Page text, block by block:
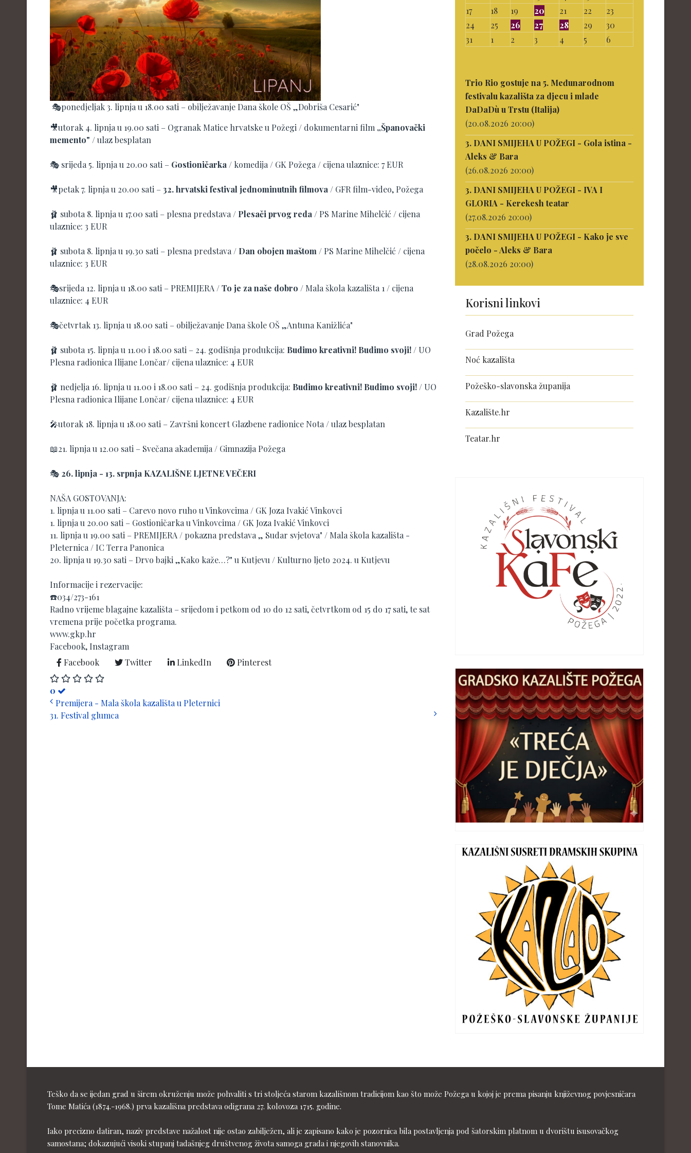
🎭ponedjeljak 3. lipnja u 18.00 sati – obilježavanje Dana škole OŠ „Dobriša Cesarić"
🎥utorak 4. lipnja u 19.00 sati – Ogranak Matice hrvatske u Požegi / dokumentarni film „Španovački
memento" / ulaz besplatan
🎭 srijeda 5. lipnja u 20.00 sati – Gostioničarka/ komedija / GK Požega / cijena ulaznice: 7 EUR
🎥petak 7. lipnja u 20.00 sati –32. hrvatski festival jednominutnih filmova/ GFR film-video, Požega
🩰 subota 8. lipnja u 17.00 sati – plesna predstava / Plesači prvog reda/ PS Marine Mihelčić / cijena
ulaznice: 3 EUR
🩰 subota 8. lipnja u 19.30 sati – plesna predstava / Dan obojen maštom/ PS Marine Mihelčić / cijena
ulaznice: 3 EUR
🎭srijeda 12. lipnja u 18.00 sati – PREMIJERA /To je za naše dobro / Mala škola kazališta 1 / cijena
ulaznice: 4 EUR
🎭četvrtak 13. lipnja u 18.00 sati – obilježavanje Dana škole OŠ „Antuna Kanižlića"
🩰 subota 15. lipnja u 11.00 i 18.00 sati – 24. godišnja produkcija: Budimo kreativni! Budimo svoji!/ UO
Plesna radionica Ilijane Lončar/ cijena ulaznice: 4 EUR
🩰 nedjelja 16. lipnja u 11.00 i 18.00 sati – 24. godišnja produkcija: Budimo kreativni! Budimo svoji!/ UO
Plesna radionica Ilijane Lončar/ cijena ulaznice: 4 EUR
🎤utorak 18. lipnja u 18.00 sati – Završni koncert Glazbene radionice Nota / ulaz besplatan
📖21. lipnja u 12.00 sati – Svečana akademija / Gimnazija Požega
🎭 26. lipnja - 13. srpnja KAZALIŠNE LJETNE VEČERI
NAŠA GOSTOVANJA:
1. lipnja u 11.00 sati – Carevo novo ruho u Vinkovcima / GK Joza Ivakić Vinkovci
1. lipnja u 20.00 sati – Gostioničarka u Vinkovcima / GK Joza Ivakić Vinkovci
11. lipnja u 19.00 sati – PREMIJERA / pokazna predstava „ Sudar svjetova" / Mala škola kazališta -
Pleternica / IC Terra Panonica
20. lipnja u 19.30 sati – Drvo bajki „Kako kaže…?" u Kutjevu / Kulturno ljeto 2024. u Kutjevu
Informacije i rezervacije:
☎️034/273-161
Radno vrijeme blagajne kazališta – srijedom i petkom od 10 do 12 sati, četvrtkom od 15 do 17 sati, te sat
vremena prije početka programa.
www.gkp.hr
Facebook, Instagram
Facebook
Twitter LinkedIn Pinterest
0
Premijera - Mala škola kazališta u Pleternici
31. Festival glumca
17
18 19 20 21 22
23
24
25 26 27 28 29
30
31
1 2 3 4 5 6
Trio Rio gostuje na 5. Međunarodnom
festivalu kazališta za djecu i mlade
DaDaDù u Trstu (Italija)
(20.08.2026 20:00)
3. DANI SMIJEHA U POŽEGI - Gola istina -
Aleks & Bara
(26.08.2026 20:00)
3. DANI SMIJEHA U POŽEGI - IVA I
GLORIA - Kerekesh teatar
(27.08.2026 20:00)
3. DANI SMIJEHA U POŽEGI - Kako je sve
počelo - Aleks & Bara
(28.08.2026 20:00)
Korisni linkovi
Grad Požega
Noć kazališta
Požeško-slavonska županija
Kazalište.hr
Teatar.hr
Teško da se ijedan grad u širem okruženju može pohvaliti s tri stoljeća starom kazališnom tradicijom kao što može Požega u kojoj je prema pisanju književnog povjesničara
Tome Matića (1874.-1968.) prva kazališna predstava odigrana 27. kolovoza 1715. godine.
Iako precizno datiran, naziv predstave nažalost nije ostao zabilježen, ali je zapisano kako je pozornica bila postavljenja pod šatorskim platnom u dvorištu isusovačkog
samostana; dokazujući visoki stupanj tadašnjeg društvenog života samoga grada i njegovih stanovnika.